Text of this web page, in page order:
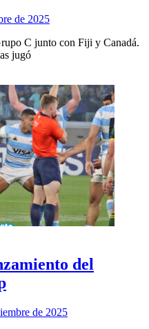
de 2025
C junto con Fiji y Canadá.
jugó
del
de 2025